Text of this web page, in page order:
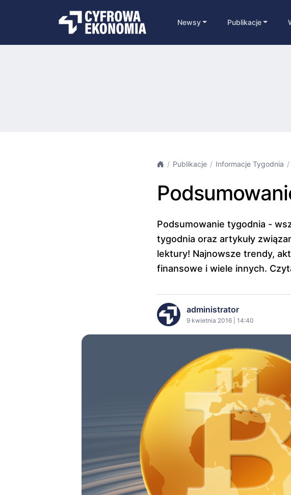
Newsy Publikacje
Publikacje Informacje Tygodnia
Podsumowanie tygodnia -
tygodnia oraz artykuły
lektury! Najnowsze trendy,
finansowe i wiele innych.
administrator
9 kwietnia 2016 | 14:40